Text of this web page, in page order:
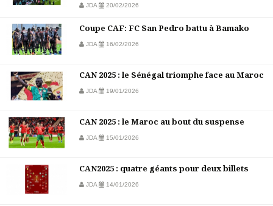
JDA 20/02/2026
Coupe CAF: FC San Pedro battu à Bamako
JDA 16/02/2026
CAN 2025 : le Sénégal triomphe face au Maroc
JDA 19/01/2026
CAN 2025 : le Maroc au bout du suspense
JDA 15/01/2026
CAN2025 : quatre géants pour deux billets
JDA 14/01/2026